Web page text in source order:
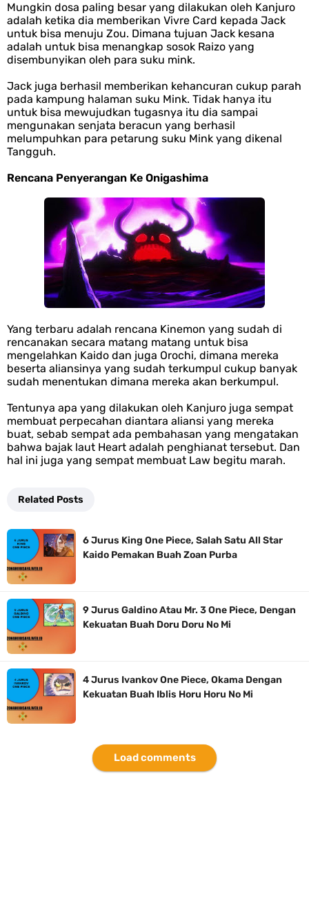
7 Fakta Brook One Piece, Mantan Kapten Yang Poster Bountynya
Poster Konser
Laut
Arti Bendera Tanzania, Ada Di Afrika Dengan Bentang Alam Yang
Sangat Beragam
Mungkin dosa paling besar yang dilakukan oleh Kanjuro
adalah ketika dia memberikan Vivre Card kepada Jack
untuk bisa menuju Zou. Dimana tujuan Jack kesana
adalah untuk bisa menangkap sosok Raizo yang
disembunyikan oleh para suku mink.
Jack juga berhasil memberikan kehancuran cukup parah
pada kampung halaman suku Mink. Tidak hanya itu
untuk bisa mewujudkan tugasnya itu dia sampai
mengunakan senjata beracun yang berhasil
melumpuhkan para petarung suku Mink yang dikenal
Tangguh.
Rencana Penyerangan Ke Onigashima
Yang terbaru adalah rencana Kinemon yang sudah di
rencanakan secara matang matang untuk bisa
mengelahkan Kaido dan juga Orochi, dimana mereka
beserta aliansinya yang sudah terkumpul cukup banyak
sudah menentukan dimana mereka akan berkumpul.
Tentunya apa yang dilakukan oleh Kanjuro juga sempat
membuat perpecahan diantara aliansi yang mereka
buat, sebab sempat ada pembahasan yang mengatakan
bahwa bajak laut Heart adalah penghianat tersebut. Dan
hal ini juga yang sempat membuat Law begitu marah.
Related Posts
6 Jurus King One Piece, Salah Satu All Star
Kaido Pemakan Buah Zoan Purba
9 Jurus Galdino Atau Mr. 3 One Piece, Dengan
Kekuatan Buah Doru Doru No Mi
4 Jurus Ivankov One Piece, Okama Dengan
Kekuatan Buah Iblis Horu Horu No Mi
Load comments